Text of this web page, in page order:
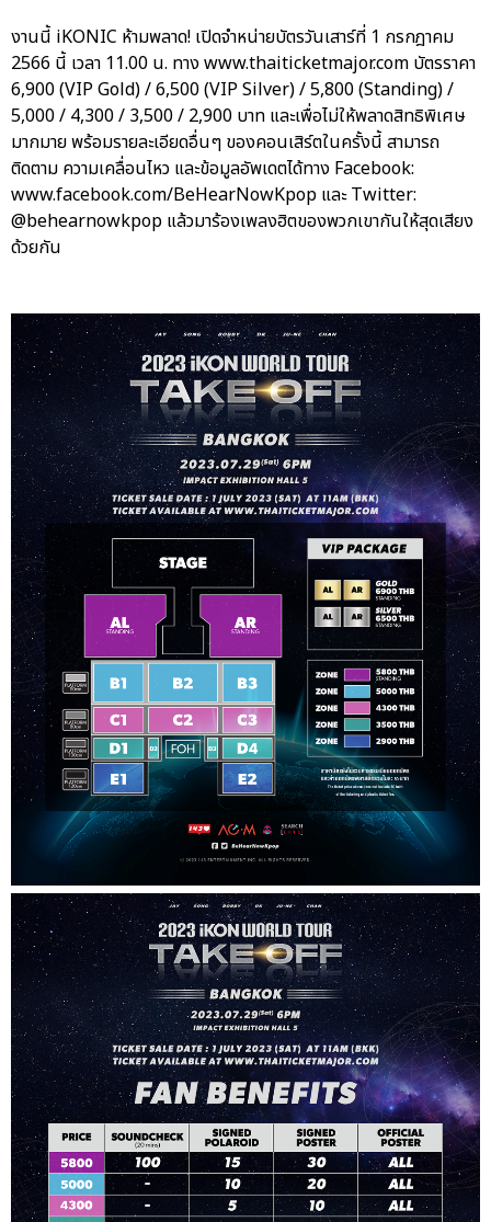
งานนี้ iKONIC ห้ามพลาด! เปิดจำหน่ายบัตรวันเสาร์ที่ 1 กรกฎาคม
2566 นี้ เวลา 11.00 น. ทาง www.thaiticketmajor.com บัตรราคา
6,900 (VIP Gold) / 6,500 (VIP Silver) / 5,800 (Standing) /
5,000 / 4,300 / 3,500 / 2,900 บาท และเพื่อไม่ให้พลาดสิทธิพิเศษ
มากมาย พร้อมรายละเอียดอื่นๆ ของคอนเสิร์ตในครั้งนี้ สามารถ
ติดตาม ความเคลื่อนไหว และข้อมูลอัพเดตได้ทาง Facebook:
www.facebook.com/BeHearNowKpop และ Twitter:
@behearnowkpop แล้วมาร้องเพลงฮิตของพวกเขากันให้สุดเสียง
ด้วยกัน